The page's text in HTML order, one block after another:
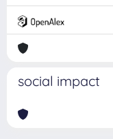
social impact